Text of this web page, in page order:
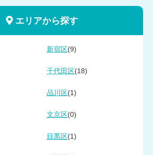
エリアから探す
新宿区 (9)
千代田区 (18)
品川区 (1)
文京区 (0)
目黒区 (1)